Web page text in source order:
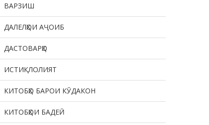
ВАРЗИШ
ДАЛЕЛҲОИ АҶОИБ
ДАСТОВАРҲО
ИСТИҚЛОЛИЯТ
КИТОБҲО БАРОИ КӮДАКОН
КИТОБҲОИ БАДЕӢ